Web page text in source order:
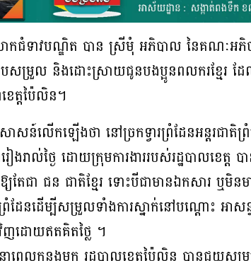
ជំទាវបណ្ឌិត បាន ស្រីមុំ អភិបាល នៃគណៈអភិ
របសម្រួល និងដោះស្រាយជូនបងប្អូនពលករខ្មែ
េត្តប៉ៃលិន។
លើកឡើងថា នៅច្រកទ្វារព្រំដែនអន្តរជាតិព្រំ
ៀងរាល់ថ្ងៃ ដោយក្រុមការងាររបស់រដ្ឋបាលខេត្
តែជា ជន ជាតិខ្មែរ ទោះបីជាមានឯកសារ ឬ
ែនដើម្បីសម្រួលទាំងការស្នាក់នៅបណ្ដោះ អាស
ដោយឥតគិតថ្លៃ ។